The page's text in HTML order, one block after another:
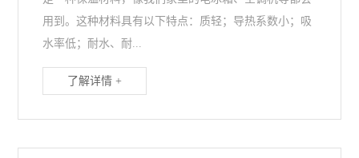
用到。这种材料具有以下特点：质轻；导热系数小；吸
水率低；耐水、耐...
了解详情 +